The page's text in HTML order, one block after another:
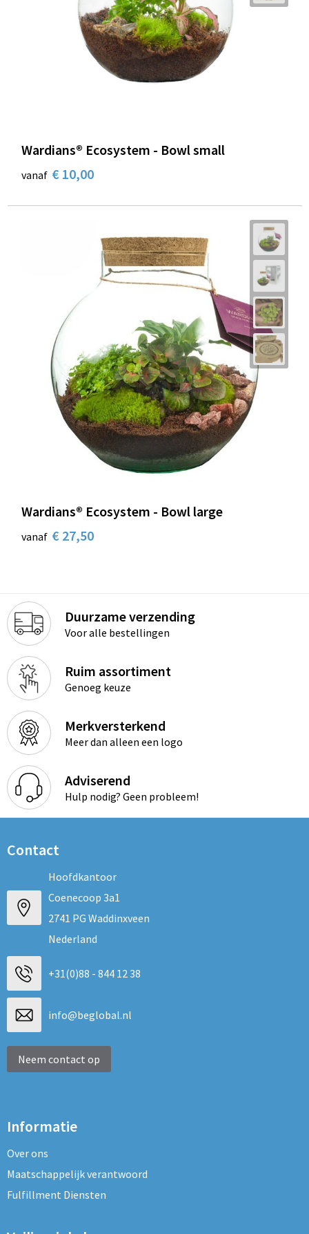
Wardians® Ecosystem - Bowl small
vanaf € 10,00
Wardians® Ecosystem - Bowl large
vanaf € 27,50
Duurzame verzending
Voor alle bestellingen
Ruim assortiment
Genoeg keuze
Merkversterkend
Meer dan alleen een logo
Adviserend
Hulp nodig? Geen probleem!
Contact
Hoofdkantoor
Coenecoop 3a1
2741 PG Waddinxveen
Nederland
+31(0)88 - 844 12 38
info@beglobal.nl
Neem contact op
Informatie
Over ons
Maatschappelijk verantwoord
Fulfillment Diensten